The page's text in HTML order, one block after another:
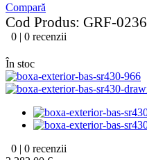
Compară
Cod Produs: GRF-0236
0 | 0 recenzii
În stoc
0 | 0 recenzii